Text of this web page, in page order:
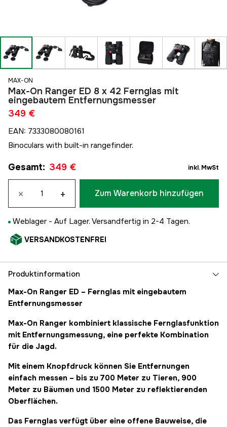
MAX-ON
Max-On Ranger ED 8 x 42 Fernglas mit
eingebautem Entfernungsmesser
349 €
EAN: 7333080080161
Binoculars with built-in rangefinder.
Gesamt: 349 € inkl. MwSt
× + Zum Warenkorb hinzufügen
Weblager - Auf Lager. Versandfertig in 2-4 Tagen.
VERSANDKOSTENFREI
Produktinformation
Max-On Ranger ED – Fernglas mit eingebautem
Entfernungsmesser
Max-On Ranger kombiniert klassische Fernglasfunktion
mit Entfernungsmessung, eine perfekte Kombination
für die Jagd.
Mit einem Knopfdruck können Sie Entfernungen
einfach messen – bis zu 700 Meter zu Tieren, 900
Meter zu Bäumen und 1500 Meter zu reflektierenden
Oberflächen.
Das Fernglas verfügt über eine offene Bauweise, die